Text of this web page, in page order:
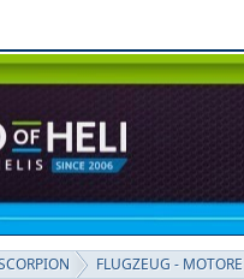
FLUGZEUG -